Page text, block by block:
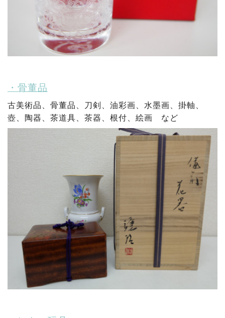
・骨董品
古美術品、骨董品、刀剣、油彩画、水墨画、掛軸、
壺、陶器、茶道具、茶器、根付、絵画 など